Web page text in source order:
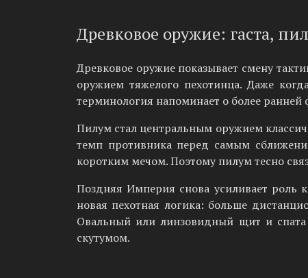
Древковое оружие: гаста,
Древковое оружие показывает смену
оружием тяжелого пехотинца. Даже
терминология напоминает о более ранней
Пилум стал центральным оружием
темп противника перед самым
коротким мечом. Поэтому пилум тесно
Поздняя Империя снова усиливает роль
новая пехотная логика: больше
Овальный или линзовидный щит и спата
скутумом.